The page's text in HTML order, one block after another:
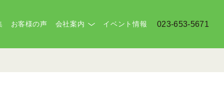
お客様の声 会社案内 イベント情報 023-653-5671